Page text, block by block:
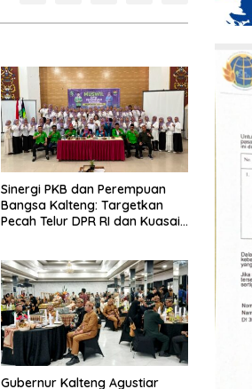
Sinergi PKB dan Perempuan
Bangsa Kalteng: Targetkan
Pecah Telur DPR RI dan Kuasai
Gubernur Kalteng Agustiar